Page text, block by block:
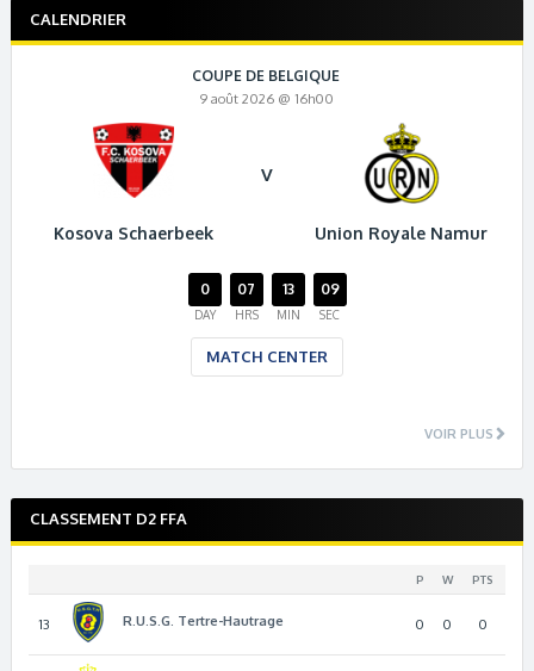
CALENDRIER
COUPE DE BELGIQUE
9 août 2026 @ 16h00
Kosova Schaerbeek
V
Union Royale Namur
0
DAY
07
HRS
13
MIN
08
SEC
MATCH CENTER
VOIR PLUS
CLASSEMENT D2 FFA
P W PTS
13 R.U.S.G. Tertre-Hautrage 0 0 0